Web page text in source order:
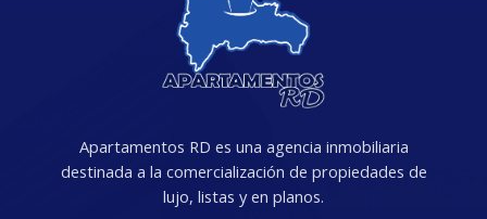
Apartamentos RD es una agencia inmobiliaria
destinada a la comercialización de propiedades de
lujo, listas y en planos.